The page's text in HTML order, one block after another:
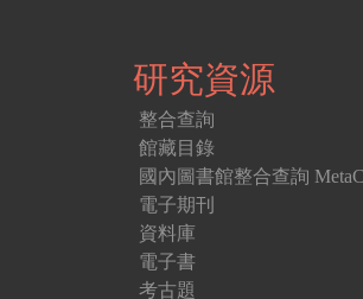
研究資源
整合查詢
館藏目錄
國內圖書館整合查詢
電子期刊
資料庫
電子書
考古題